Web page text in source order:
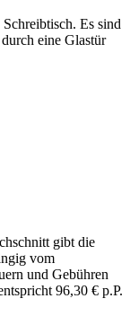
Es sind
eine Glastür
gibt die
vom
und Gebühren
96,30 € p.P.